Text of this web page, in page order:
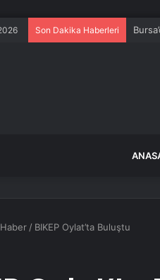
Son Dakika Haberleri
Haber / BIKEP Oylat’ta Buluştu